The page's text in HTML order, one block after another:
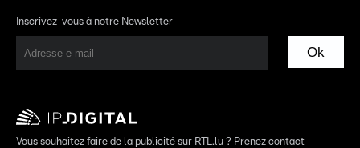
Inscrivez-vous à notre Newsletter
Ok
Vous souhaitez faire de la publicité sur RTL.lu ? Prenez contact